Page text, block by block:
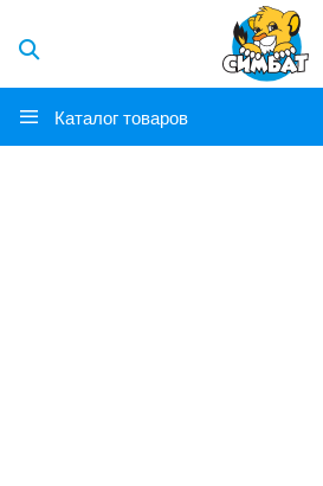
Каталог товаров